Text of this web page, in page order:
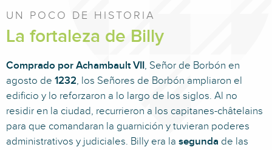
UN POCO DE HISTORIA
La fortaleza de Billy
Comprado por Achambault VII, Señor de Borbón en
agosto de 1232, los Señores de Borbón ampliaron el
edificio y lo reforzaron a lo largo de los siglos. Al no
residir en la ciudad, recurrieron a los capitanes-châtelains
para que comandaran la guarnición y tuvieran poderes
administrativos y judiciales. Billy era la segunda de las